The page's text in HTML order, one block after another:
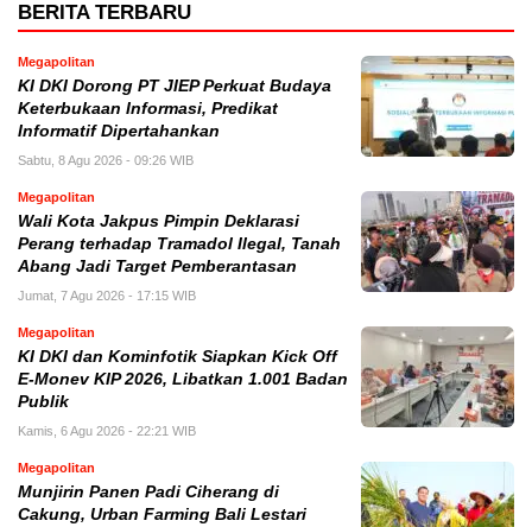
BERITA TERBARU
Megapolitan
KI DKI Dorong PT JIEP Perkuat Budaya
Keterbukaan Informasi, Predikat
Informatif Dipertahankan
Sabtu, 8 Agu 2026 - 09:26 WIB
Megapolitan
Wali Kota Jakpus Pimpin Deklarasi
Perang terhadap Tramadol Ilegal, Tanah
Abang Jadi Target Pemberantasan
Jumat, 7 Agu 2026 - 17:15 WIB
Megapolitan
KI DKI dan Kominfotik Siapkan Kick Off
E-Monev KIP 2026, Libatkan 1.001 Badan
Publik
Kamis, 6 Agu 2026 - 22:21 WIB
Megapolitan
Munjirin Panen Padi Ciherang di
Cakung, Urban Farming Bali Lestari